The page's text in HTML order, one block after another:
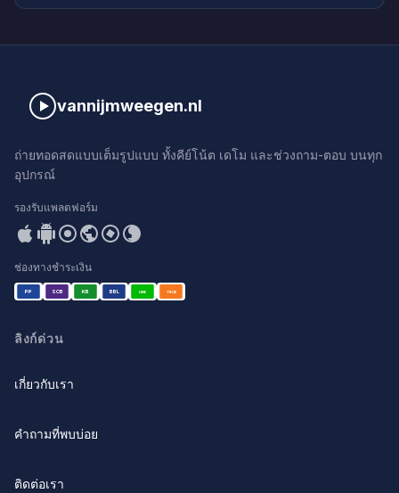
vannijmweegen.nl
ถ่ายทอดสดแบบเต็มรูปแบบ ทั้งคีย์โน้ต เดโม และช่วงถาม-ตอบ บนทุก
อุปกรณ์
รองรับแพลตฟอร์ม
ช่องทางชำระเงิน
PP SCB KB BBL LINE TRUE
ลิงก์ด่วน
เกี่ยวกับเรา
คำถามที่พบบ่อย
ติดต่อเรา